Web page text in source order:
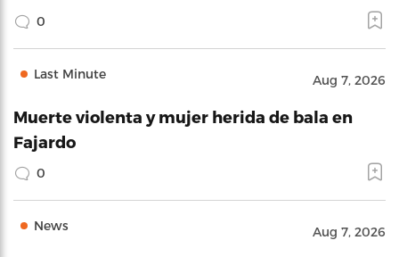
0
Last Minute Aug 7, 2026
Muerte violenta y mujer herida de bala en
Fajardo
0
News Aug 7, 2026